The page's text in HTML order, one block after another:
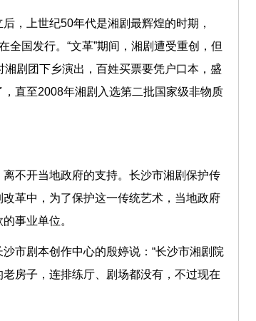
，上世纪50年代是湘剧最辉煌的时期，
全国发行。“文革”期间，湘剧遭受重创，但
剧团下乡演出，百姓买票要凭户口本，盛
直至2008年湘剧入选第二批国家级非物质
不开当地政府的支持。长沙市湘剧保护传
革中，为了保护这一传统艺术，当地政府
事业单位。
市剧本创作中心的殷婷说：“长沙市湘剧院
房子，连排练厅、剧场都没有，不过现在